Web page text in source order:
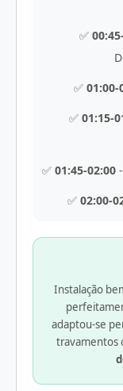
✅
✅ 01:00-
✅ 01:15-
✅ 01:45-02:00
✅ 02:00-
Instalação
adaptou-se
travamentos